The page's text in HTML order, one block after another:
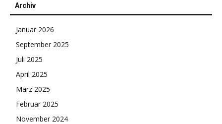
Archiv
Januar 2026
September 2025
Juli 2025
April 2025
März 2025
Februar 2025
November 2024